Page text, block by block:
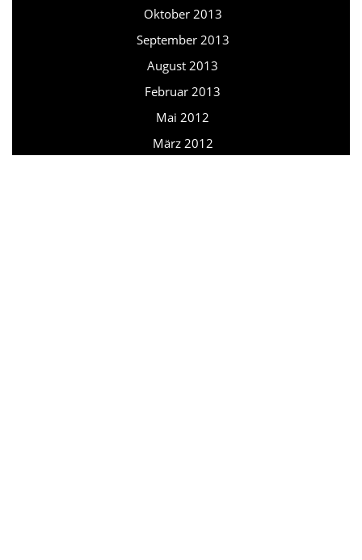
Oktober 2013
September 2013
August 2013
Februar 2013
Mai 2012
März 2012